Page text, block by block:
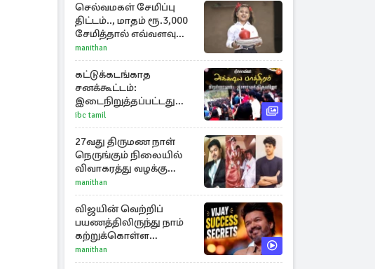
செல்வமகள் சேமிப்பு
திட்டம்.., மாதம் ரூ.3,000
சேமித்தால் எவ்வளவு
கிடைக்கும்?
manithan
கட்டுக்கடங்காத
சனக்கூட்டம்:
இடைநிறுத்தப்பட்டது
றீச்ஷாவின்
உணவுத்திருவிழா!
ibc tamil
27வது திருமண நாள்
நெருங்கும் நிலையில்
விவாகரத்து வழக்கு
வாபஸ்! விஜய்யுடன்
மீண்டும் இணைவாரா?
manithan
விஜயின் வெற்றிப்
பயணத்திலிருந்து நாம்
கற்றுக்கொள்ள
வேண்டிய முக்கிய 3
விடயங்கள்!
manithan